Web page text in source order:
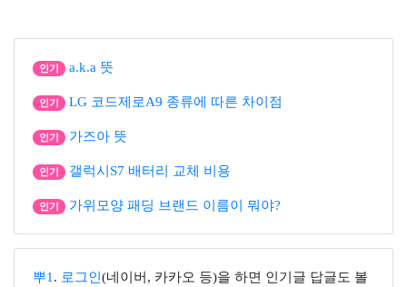
인기 a.k.a 뜻
인기 LG 코드제로A9 종류에 따른 차이점
인기 가즈아 뜻
인기 갤럭시S7 배터리 교체 비용
인기 가위모양 패딩 브랜드 이름이 뭐야?
뿌1 . 로그인 (네이버, 카카오 등)을 하면 인기글 답글도 볼